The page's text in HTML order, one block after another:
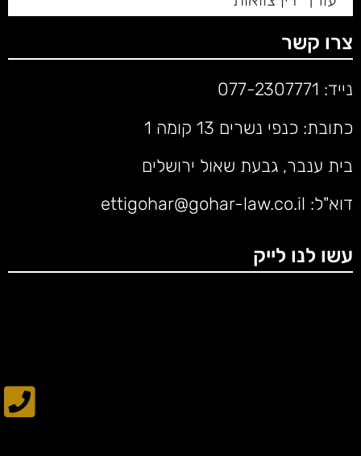
צרו קשר
נייד: 077-2307771
כתובת: כנפי נשרים 13 קומה 1
בית ענבר, גבעת שאול ירושלים
דוא"ל: ettigohar@gohar-law.co.il
עשו לנו לייק